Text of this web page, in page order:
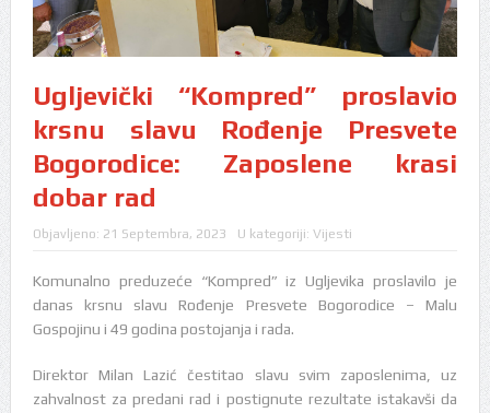
Ugljevički “Kompred” proslavio
krsnu slavu Rođenje Presvete
Bogorodice: Zaposlene krasi
dobar rad
Objavljeno: 21 Septembra, 2023 U kategoriji: Vijesti
Komunalno preduzeće “Kompred” iz Ugljevika proslavilo je
danas krsnu slavu Rođenje Presvete Bogorodice – Malu
Gospojinu i 49 godina postojanja i rada.
Direktor Milan Lazić čestitao slavu svim zaposlenima, uz
zahvalnost za predani rad i postignute rezultate istakavši da